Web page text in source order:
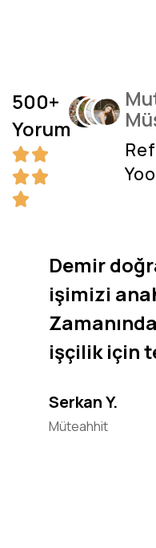
500+
Yorum
Demir
işimizi
Zamanında
işçilik için
Serkan Y.
Müteahhit